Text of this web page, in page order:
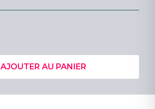
AJOUTER AU PANIER